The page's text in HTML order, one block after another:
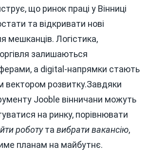
що ринок праці у Вінниці
та відкривати нові
мешканців. Логістика,
залишаються
а digital-напрямки стають
вектором розвитку.Завдяки
Jooble вінничани можуть
на ринку, порівнювати
роботута вибрати вакансію,
планам на майбутнє.